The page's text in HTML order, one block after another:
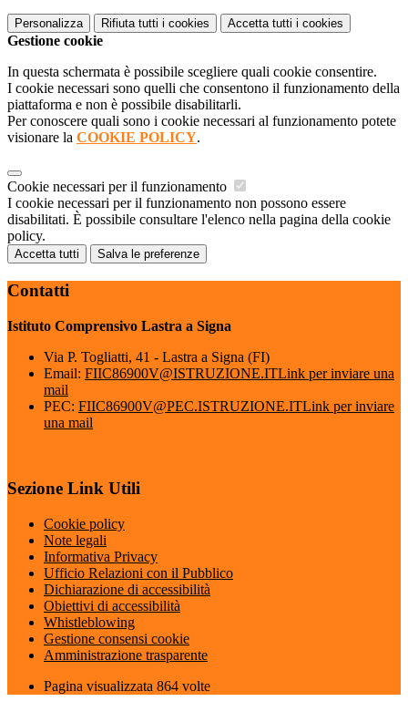
Personalizza Rifiuta tutti i cookies Accetta tutti i cookies
Gestione cookie
In questa schermata è possibile scegliere quali cookie consentire.
I cookie necessari sono quelli che consentono il funzionamento della
piattaforma e non è possibile disabilitarli.
Per conoscere quali sono i cookie necessari al funzionamento potete
visionare la COOKIE POLICY.
Cookie necessari per il funzionamento
I cookie necessari per il funzionamento non possono essere
disabilitati. È possibile consultare l'elenco nella pagina della cookie
policy.
Accetta tutti Salva le preferenze
Contatti
Istituto Comprensivo Lastra a Signa
Via P. Togliatti, 41 - Lastra a Signa (FI)
Email: FIIC86900V@ISTRUZIONE.ITLink per inviare una
mail
PEC: FIIC86900V@PEC.ISTRUZIONE.ITLink per inviare
una mail
Sezione Link Utili
Cookie policy
Note legali
Informativa Privacy
Ufficio Relazioni con il Pubblico
Dichiarazione di accessibilità
Obiettivi di accessibilità
Whistleblowing
Gestione consensi cookie
Amministrazione trasparente
Pagina visualizzata 864 volte